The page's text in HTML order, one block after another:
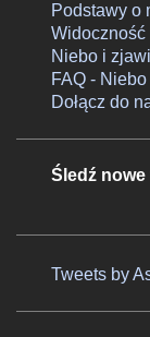
Podstawy o
Widoczność
Niebo i
FAQ -
Dołącz do
Śledź
Tweets by